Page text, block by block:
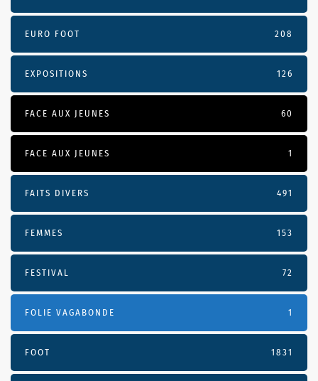
EURO FOOT 208
EXPOSITIONS 126
FACE AUX JEUNES 60
FACE AUX JEUNES 1
FAITS DIVERS 491
FEMMES 153
FESTIVAL 72
FOLIE VAGABONDE 1
FOOT 1831